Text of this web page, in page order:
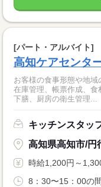
[パート・アルバイト]
高知ケアセンタ
お客様の食事形態や地域
在庫管理、帳票作成、食
下膳、厨房の衛生管理...
キッチンスタッ
高知県高知市/円
時給1,200円～
8：30〜15：00の